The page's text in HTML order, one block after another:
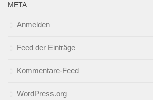
META
Anmelden
Feed der Einträge
Kommentare-Feed
WordPress.org